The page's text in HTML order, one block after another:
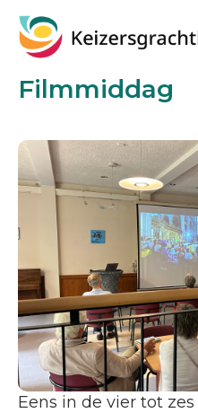
Filmmiddag
Eens in de vier tot